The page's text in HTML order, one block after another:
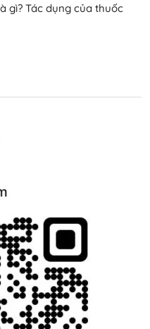
gì? Tác dụng của thuốc